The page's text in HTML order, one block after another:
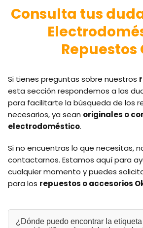
Consulta tus
Repuestos
Si tienes preguntas sobre nuestros
esta sección respondemos a las
para facilitarte la búsqueda de los
necesarios, ya sean originales o
electrodoméstico.
Si no encuentras lo que necesitas,
contactarnos. Estamos aquí para
cualquier momento y puedes
para los repuestos o accesorios
¿Dónde puedo encontrar la